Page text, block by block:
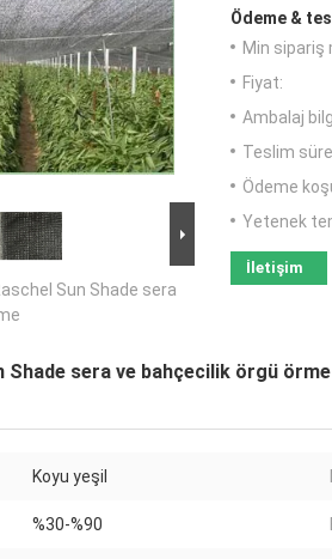
Sun Shade sera
Ödeme &
Min sipariş
Fiyat:
Ambalaj
Teslim
Ödeme
Yetenek
İletişim
Shade sera ve bahçecilik örgü örme
Koyu yeşil
%30-%90